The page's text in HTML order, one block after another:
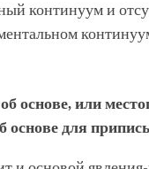
континуум и
основе, или
основе для